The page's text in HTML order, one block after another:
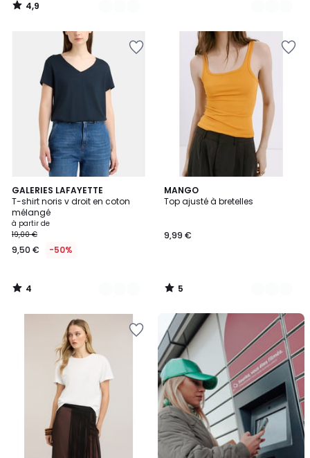
4,9
/
GALERIES LAFAYETTE
T-shirt noris v droit en coton
mélangé
à partir de
19,00 €
9,50 € -50%
4
/
5
10
Couleurs
4
/
MANGO
Top ajusté à bretelles
9,99 €
5
/
2
Couleurs
5
/
Nouveau
Livraison
en
Locker
Mondial
Relay